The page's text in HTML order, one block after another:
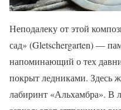
Неподалеку от этой
сад» (Gletschergarten) —
напоминающий о тех
покрыт ледниками. Здесь
лабиринт «Альхамбра». В